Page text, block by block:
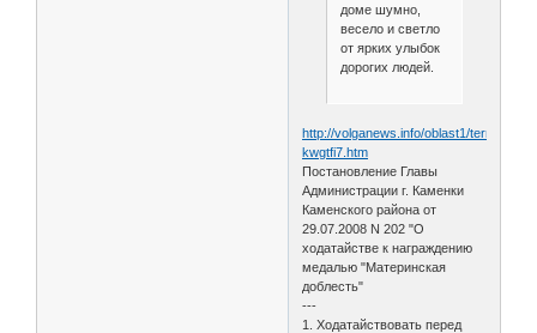
доме шумно,
весело и светло
от ярких улыбок
дорогих людей.
http://volganews.info/oblast1/terradr/ip-
kwgtfi7.htm
Постановление Главы
Администрации г. Каменки
Каменского района от
29.07.2008 N 202 "О
ходатайстве к награждению
медалью "Материнская
доблесть"
---
1. Ходатайствовать перед